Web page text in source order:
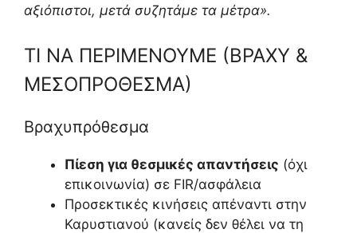
αξιόπιστοι, μετά συζητάμε τα μέτρα».
ΤΙ ΝΑ ΠΕΡΙΜΕΝΟΥΜΕ (ΒΡΑΧΥ &
ΜΕΣΟΠΡΟΘΕΣΜΑ)
Βραχυπρόθεσμα
Πίεση για θεσμικές απαντήσεις (όχι
επικοινωνία) σε FIR/ασφάλεια
Προσεκτικές κινήσεις απέναντι στην
Καρυστιανού (κανείς δεν θέλει να τη